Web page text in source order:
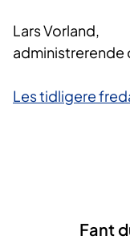
Lars Vorland,
administrerende
Les tidligere
Fant